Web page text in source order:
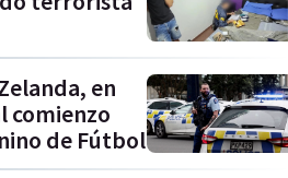
en
comienzo
de Fútbol